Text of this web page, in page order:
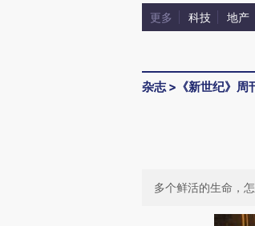
更多 科技 地产
杂志> 《新世纪》周
多个鲜活的生命，